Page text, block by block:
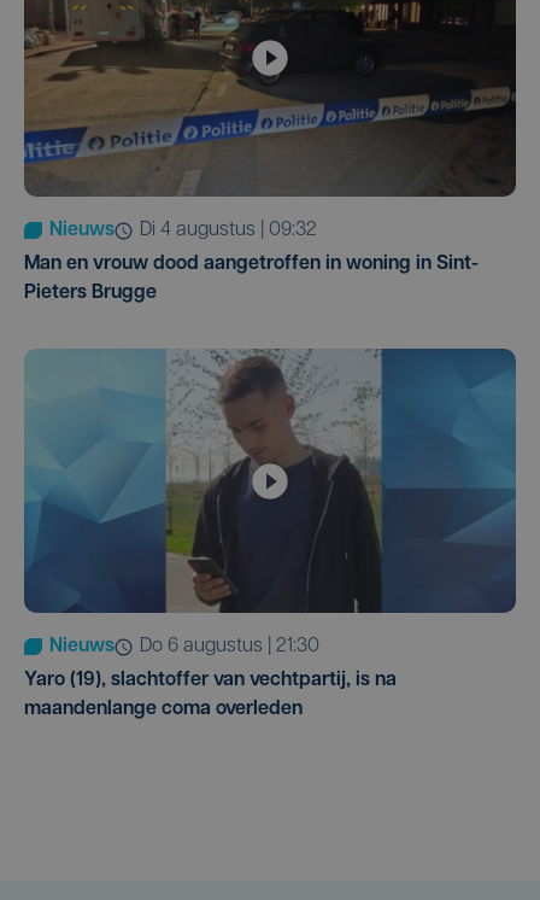
Nieuws
di 4 augustus | 09:32
Man en vrouw dood aangetroffen in woning in Sint-
Pieters Brugge
Nieuws
do 6 augustus | 21:30
Yaro (19), slachtoffer van vechtpartij, is na
maandenlange coma overleden